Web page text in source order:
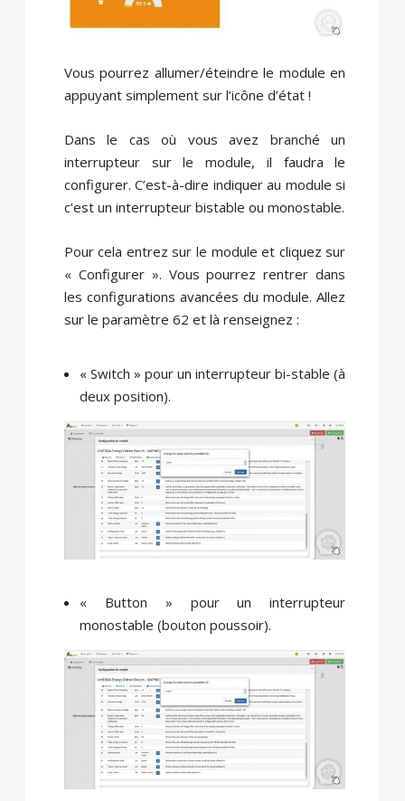
Vous pourrez allumer/éteindre le module en
appuyant simplement sur l’icône d’état !
Dans le cas où vous avez branché un
interrupteur sur le module, il faudra le
configurer. C’est-à-dire indiquer au module si
c’est un interrupteur bistable ou monostable.
Pour cela entrez sur le module et cliquez sur
« Configurer ». Vous pourrez rentrer dans
les configurations avancées du module. Allez
sur le paramètre 62 et là renseignez :
« Switch » pour un interrupteur bi-stable (à
deux position).
« Button » pour un interrupteur
monostable (bouton poussoir).